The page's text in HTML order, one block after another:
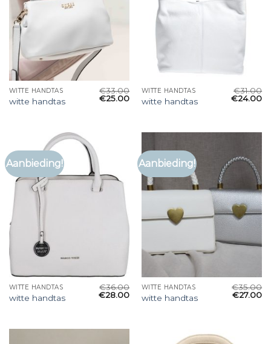
WITTE HANDTAS
witte handtas
€33.00
€25.00
WITTE HANDTAS
witte handtas
€31.00
€24.00
Aanbieding!
WITTE HANDTAS
witte handtas
€36.00
€28.00
Aanbieding!
WITTE HANDTAS
witte handtas
€35.00
€27.00